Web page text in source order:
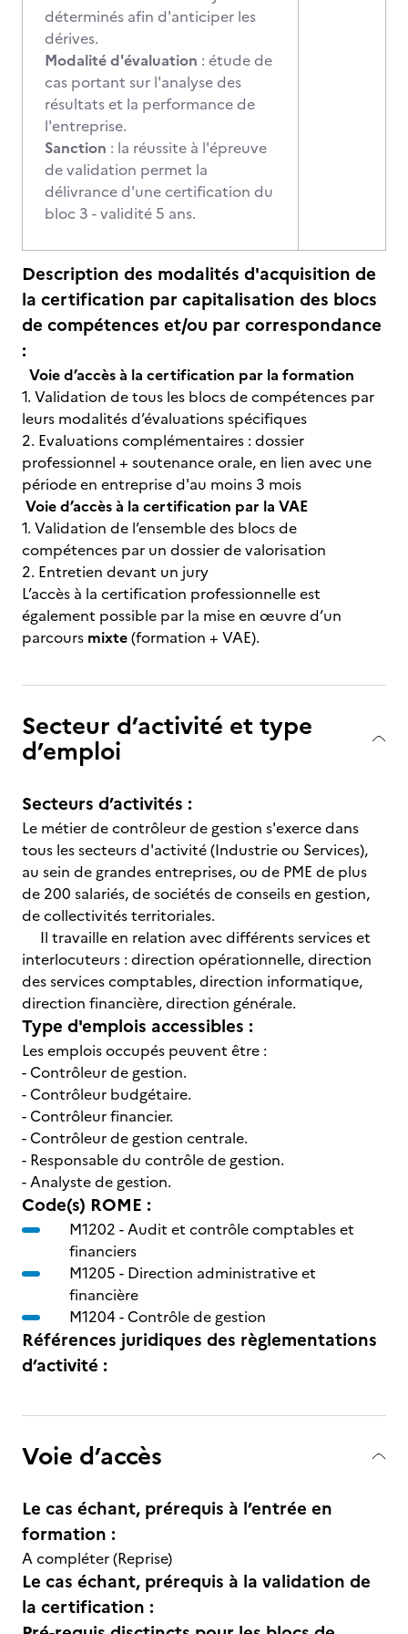
déterminés afin d'anticiper les
dérives.
Modalité d'évaluation : étude de
cas portant sur l'analyse des
résultats et la performance de
l'entreprise.
Sanction : la réussite à l'épreuve
de validation permet la
délivrance d'une certification du
bloc 3 - validité 5 ans.
Description des modalités d'acquisition de
la certification par capitalisation des blocs
de compétences et/ou par correspondance
:
Voie d’accès à la certification par la formation
1. Validation de tous les blocs de compétences par
leurs modalités d’évaluations spécifiques
2. Evaluations complémentaires : dossier
professionnel + soutenance orale, en lien avec une
période en entreprise d'au moins 3 mois
Voie d’accès à la certification par la VAE
1. Validation de l’ensemble des blocs de
compétences par un dossier de valorisation
2. Entretien devant un jury
L’accès à la certification professionnelle est
également possible par la mise en œuvre d’un
parcours mixte(formation + VAE).
Secteur d’activité et type
d’emploi
Secteurs d’activités :
Le métier de contrôleur de gestion s'exerce dans
tous les secteurs d'activité (Industrie ou Services),
au sein de grandes entreprises, ou de PME de plus
de 200 salariés, de sociétés de conseils en gestion,
de collectivités territoriales.
Il travaille en relation avec différents services et
interlocuteurs : direction opérationnelle, direction
des services comptables, direction informatique,
direction financière, direction générale.
Type d'emplois accessibles :
Les emplois occupés peuvent être :
- Contrôleur de gestion.
- Contrôleur budgétaire.
- Contrôleur financier.
- Contrôleur de gestion centrale.
- Responsable du contrôle de gestion.
- Analyste de gestion.
Code(s) ROME :
M1202 -Audit et contrôle comptables et
financiers
M1205 - Direction administrative et
financière
M1204 -Contrôle de gestion
Références juridiques des règlementations
d’activité :
Voie d’accès
Le cas échant, prérequis à l’entrée en
formation :
A compléter (Reprise)
Le cas échant, prérequis à la validation de
la certification :